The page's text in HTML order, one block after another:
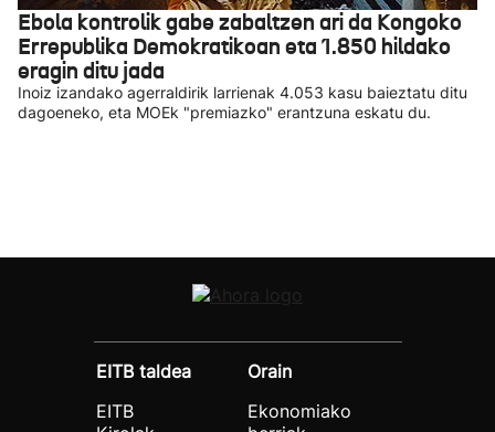
Ebola kontrolik gabe zabaltzen ari da Kongoko
Errepublika Demokratikoan eta 1.850 hildako
eragin ditu jada
Inoiz izandako agerraldirik larrienak 4.053 kasu baieztatu ditu
dagoeneko, eta MOEk "premiazko" erantzuna eskatu du.
EITB taldea
EITB
Orain
Ekonomiako